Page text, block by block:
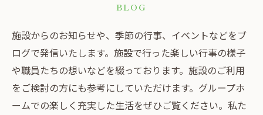
BLOG
施設からのお知らせや、季節の行事、イベントなどをブ
ログで発信いたします。施設で行った楽しい行事の様子
や職員たちの想いなどを綴っております。施設のご利用
をご検討の方にも参考にしていただけます。グループホ
ームでの楽しく充実した生活をぜひご覧ください。私た